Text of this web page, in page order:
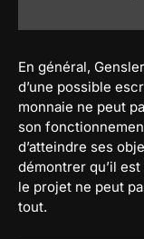
En général,
d’une possible
monnaie ne peut
son
d’atteindre ses
démontrer qu’il
le projet ne peut
tout.